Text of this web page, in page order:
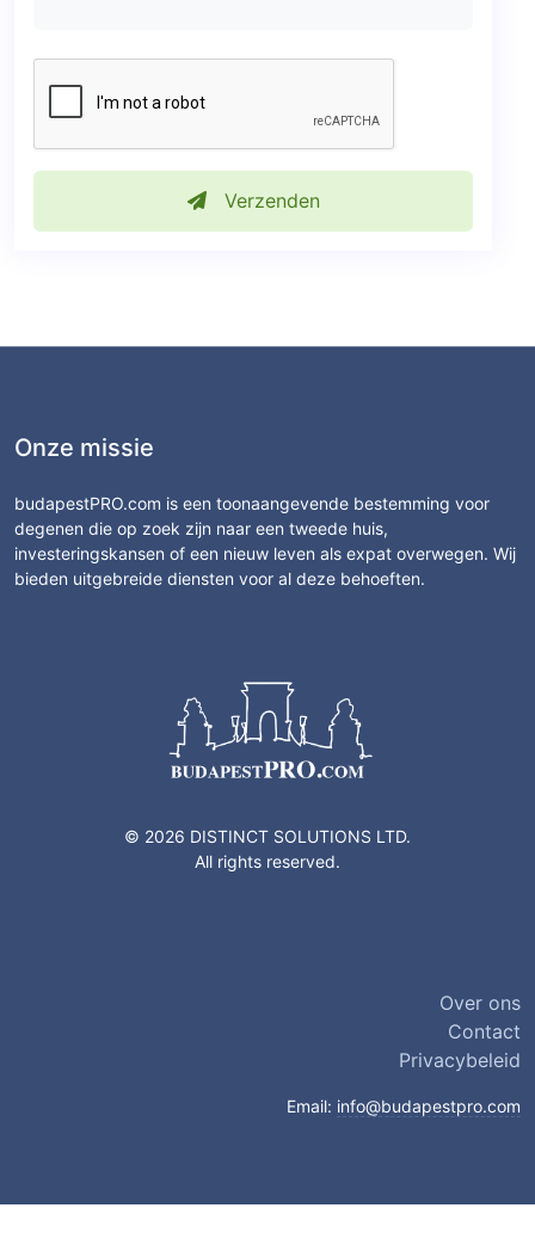
Verzenden
Onze missie
budapestPRO.com is een toonaangevende bestemming voor
degenen die op zoek zijn naar een tweede huis,
investeringskansen of een nieuw leven als expat overwegen. Wij
bieden uitgebreide diensten voor al deze behoeften.
© 2026 DISTINCT SOLUTIONS LTD.
All rights reserved.
Over ons
Contact
Privacybeleid
Email: info@budapestpro.com